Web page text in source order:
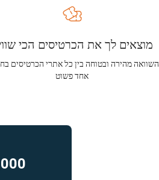
מוצאים לך את הכרטיסים הכי
השוואה מהירה ובטוחה בין כל אתרי הכרטיסים
אחד פשוט